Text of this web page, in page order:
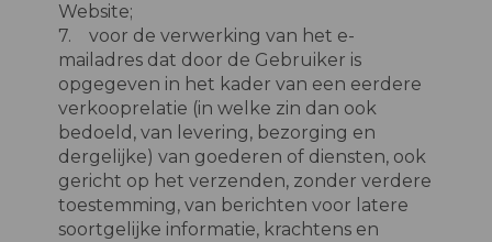
Website;
7. voor de verwerking van het e-
mailadres dat door de Gebruiker is
opgegeven in het kader van een eerdere
verkooprelatie (in welke zin dan ook
bedoeld, van levering, bezorging en
dergelijke) van goederen of diensten, ook
gericht op het verzenden, zonder verdere
toestemming, van berichten voor latere
soortgelijke informatie, krachtens en